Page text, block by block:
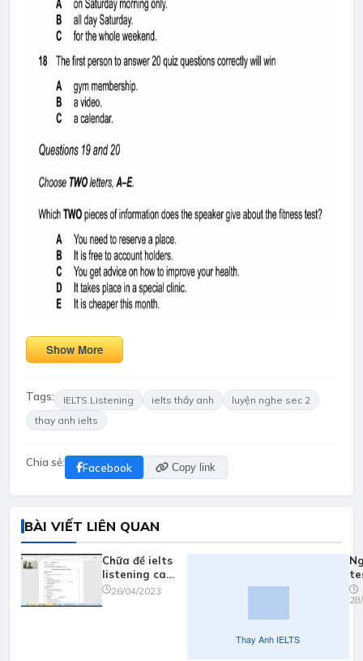
Show More
Tags: IELTS Listening ielts thầy anh
luyện nghe sec 2
thay anh ielts
Chia sẻ: Facebook Copy link
BÀI VIẾT LIÊN QUAN
Chữa đề ielts
listening cam
17 test 1
26/04/2023